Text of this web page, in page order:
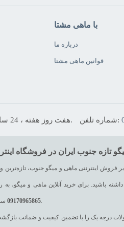
با ماهی مشتا
درباره ما
قوانین ماهی مشتا
هفت روز هفته ، 24 ساعت شبانه‌روز پاسخگوی شما هستیم. شماره تلفن:
اینترنتی ماهی و میگو جنوب، تازه‌ترین
باشید. برای خرید آنلاین ماهی و میگو،
09170965865تحویل بگیرید.
درجه یک را با تضمین کیفیت و ضمانت